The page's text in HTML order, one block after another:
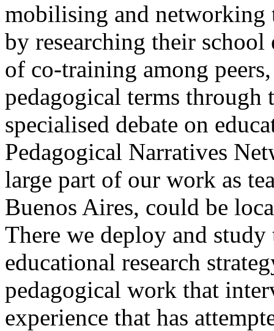
mobilising and networking
by researching their school
of co-training among
pedagogical terms
specialised debate on
Pedagogical Narratives
large part of our work as
Buenos Aires, could be
There we deploy and study
educational research
pedagogical work that
experience that has